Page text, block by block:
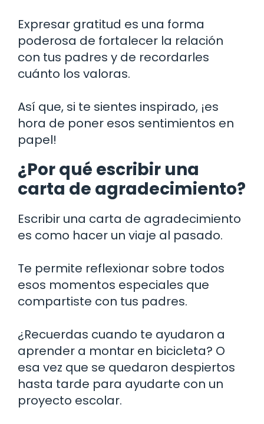
Expresar gratitud es una forma
poderosa de fortalecer la relación
con tus padres y de recordarles
cuánto los valoras.
Así que, si te sientes inspirado, ¡es
hora de poner esos sentimientos en
papel!
¿Por qué escribir una
carta de agradecimiento?
Escribir una carta de agradecimiento
es como hacer un viaje al pasado.
Te permite reflexionar sobre todos
esos momentos especiales que
compartiste con tus padres.
¿Recuerdas cuando te ayudaron a
aprender a montar en bicicleta? O
esa vez que se quedaron despiertos
hasta tarde para ayudarte con un
proyecto escolar.